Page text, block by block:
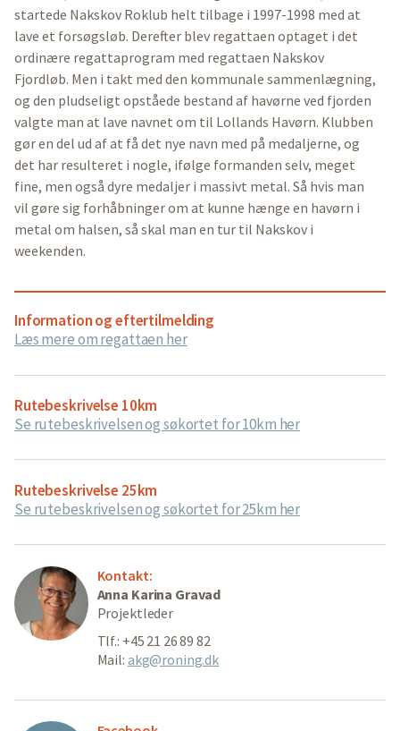
startede Nakskov Roklub helt tilbage i 1997-1998 med at
lave et forsøgsløb. Derefter blev regattaen optaget i det
ordinære regattaprogram med regattaen Nakskov
Fjordløb. Men i takt med den kommunale sammenlægning,
og den pludseligt opståede bestand af havørne ved fjorden
valgte man at lave navnet om til Lollands Havørn. Klubben
gør en del ud af at få det nye navn med på medaljerne, og
det har resulteret i nogle, ifølge formanden selv, meget
fine, men også dyre medaljer i massivt metal. Så hvis man
vil gøre sig forhåbninger om at kunne hænge en havørn i
metal om halsen, så skal man en tur til Nakskov i
weekenden.
Information og eftertilmelding
Læs mere om regattaen her
Rutebeskrivelse 10km
Se rutebeskrivelsen og søkortet for 10km her
Rutebeskrivelse 25km
Se rutebeskrivelsen og søkortet for 25km her
Kontakt:
Anna Karina Gravad
Projektleder
Tlf.: +45 21 26 89 82
Mail: akg@roning.dk